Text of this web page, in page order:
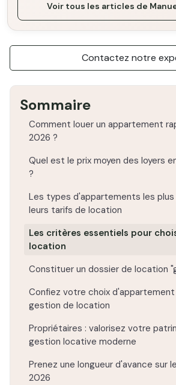
Voir tous les articles de
Contactez notre
Sommaire
Comment louer un appartement
2026 ?
Quel est le prix moyen des loyers
?
Les types d'appartements les
leurs tarifs de location
Les critères essentiels pour
location
Constituer un dossier de location
Confiez votre choix
gestion de location
Propriétaires : valorisez votre
gestion locative moderne
Prenez une longueur d'avance sur
2026